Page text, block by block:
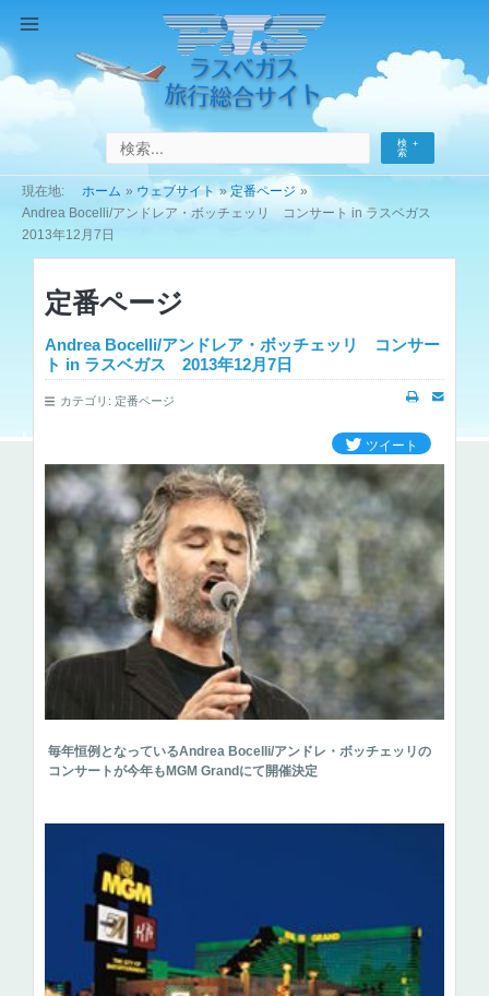
テ
ン
キ
Menu
検
索
ホーム ウェブサイト
定番ページ
Andrea Bocelli/アンドレア・ボッチェッリ コンサート in ラスベガス
2013年12月7日
定番ページ
Andrea Bocelli/アンドレア・ボッチェッリ コンサー
ト in ラスベガス 2013年12月7日
カテゴリ: 定番ページ
毎年恒例となっているAndrea Bocelli/アンドレ・ボッチェッリの
コンサートが今年もMGM Grandにて開催決定
ツイート